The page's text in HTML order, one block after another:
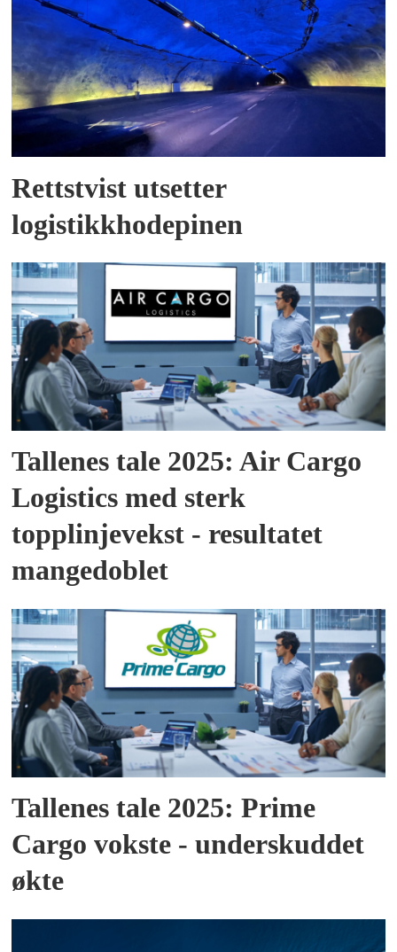
Rettstvist utsetter
logistikkhodepinen
Tallenes tale 2025: Air Cargo
Logistics med sterk
topplinjevekst - resultatet
mangedoblet
Tallenes tale 2025: Prime
Cargo vokste - underskuddet
økte